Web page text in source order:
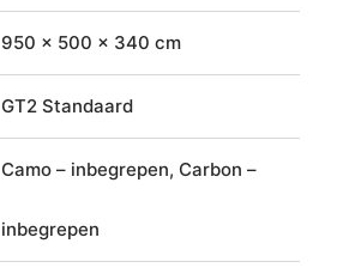
950 × 500 × 340 cm
GT2 Standaard
Camo – inbegrepen, Carbon –
inbegrepen